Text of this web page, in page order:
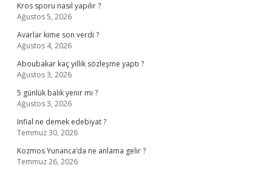
Kros sporu nasıl yapılır ?
Ağustos 5, 2026
Avarlar kime son verdi ?
Ağustos 4, 2026
Aboubakar kaç yıllık sözleşme yaptı ?
Ağustos 3, 2026
5 günlük balık yenir mi ?
Ağustos 3, 2026
Infial ne demek edebiyat ?
Temmuz 30, 2026
Kozmos Yunanca’da ne anlama gelir ?
Temmuz 26, 2026